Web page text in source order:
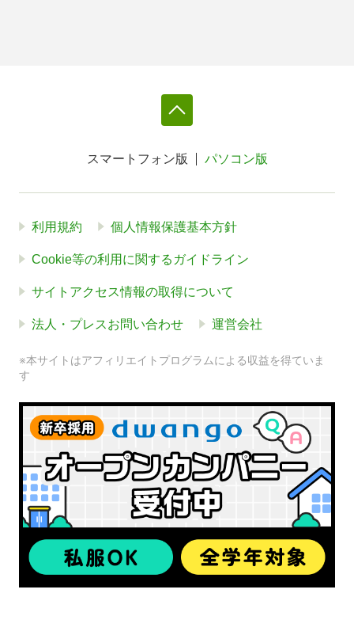
スマートフォン版 パソコン版
利用規約 個人情報保護基本方針
Cookie等の利用に関するガイドライン
サイトアクセス情報の取得について
法人・プレスお問い合わせ 運営会社
※本サイトはアフィリエイトプログラムによる収益を得ていま
す